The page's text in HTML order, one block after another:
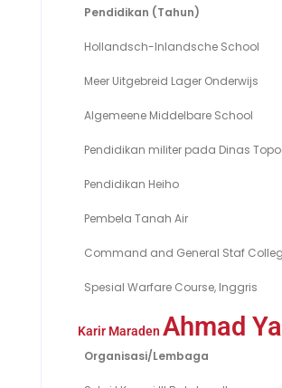
Pendidikan (Tahun)
Hollandsch-Inlandsche School
Meer Uitgebreid Lager Onderwijs
Algemeene Middelbare School
Pendidikan militer pada Dinas
Pendidikan Heiho
Pembela Tanah Air
Command and General Staf
Spesial Warfare Course, Inggris
Karir Maraden Ahmad
Organisasi/Lembaga